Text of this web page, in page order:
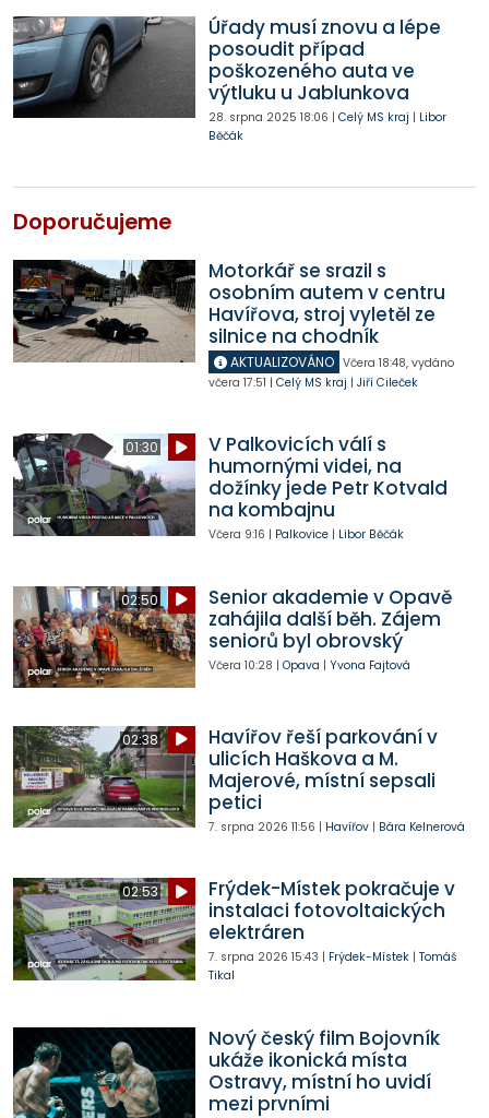
Úřady musí znovu a lépe
posoudit případ
poškozeného auta ve
výtluku u Jablunkova
28. srpna 2025 18:06 | Celý MS kraj | Libor
Běčák
Doporučujeme
Motorkář se srazil s
osobním autem v centru
Havířova, stroj vyletěl ze
silnice na chodník
AKTUALIZOVÁNO Včera 18:48, vydáno
včera 17:51 | Celý MS kraj | Jiří Cileček
01:30
V Palkovicích válí s
humornými videi, na
dožínky jede Petr Kotvald
na kombajnu
Včera 9:16 | Palkovice| Libor Běčák
02:50
Senior akademie v Opavě
zahájila další běh. Zájem
seniorů byl obrovský
Včera 10:28 | Opava | Yvona Fajtová
02:38
Havířov řeší parkování v
ulicích Haškova a M.
Majerové, místní sepsali
petici
7. srpna 2026 11:56 | Havířov| Bára Kelnerová
02:53
Frýdek-Místek pokračuje v
instalaci fotovoltaických
elektráren
7. srpna 2026 15:43 | Frýdek-Místek| Tomáš
Tikal
Nový český film Bojovník
ukáže ikonická místa
Ostravy, místní ho uvidí
mezi prvními